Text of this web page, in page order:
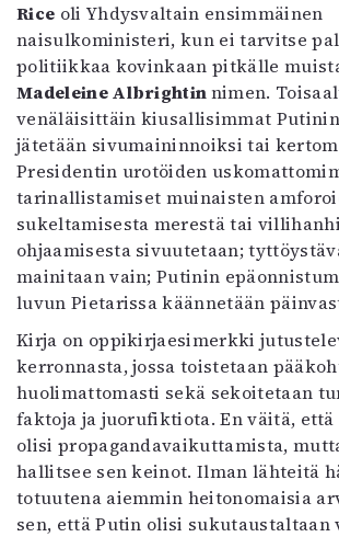
Rice oli Yhdysvaltain ensimmäinen
naisulkoministeri, kun ei tarvitse
politiikkaa kovinkaan pitkälle
Madeleine Albrightinnimen.
venäläisittäin kiusallisimmat
jätetään sivumaininnoiksi tai
Presidentin urotöiden
tarinallistamiset muinaisten
sukeltamisesta merestä tai
ohjaamisesta sivuutetaan;
mainitaan vain; Putinin
luvun Pietarissa käännetään
Kirja on oppikirjaesimerkki
kerronnasta, jossa toistetaan
huolimattomasti sekä sekoitetaan
faktoja ja juorufiktiota. En väitä,
olisi propagandavaikuttamista,
hallitsee sen keinot. Ilman lähteitä
totuutena aiemmin heitonomaisia
sen, että Putin olisi sukutaustaltaan